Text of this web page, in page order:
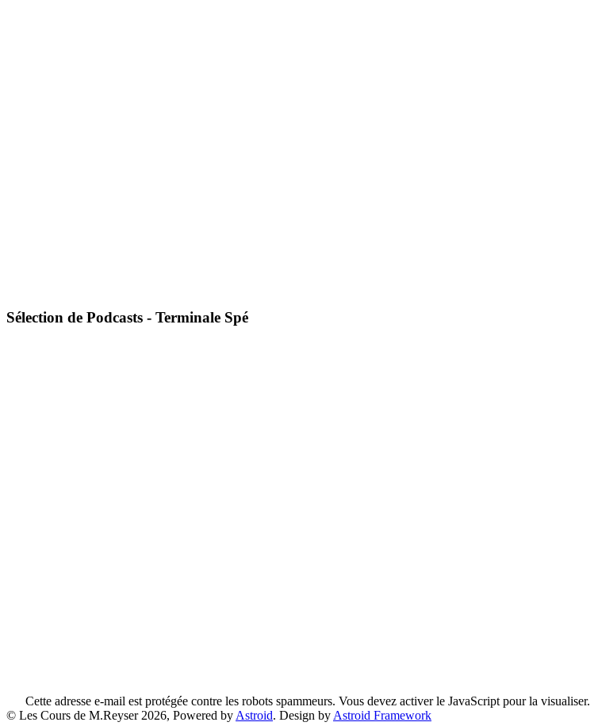
Sélection de Podcasts - Terminale Spé
Cette adresse e-mail est protégée contre les robots spammeurs. Vous devez activer le JavaScript pour la visualiser.
© Les Cours de M.Reyser 2026, Powered by Astroid. Design by Astroid Framework